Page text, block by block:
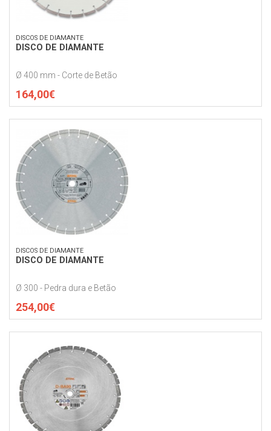
DISCOS DE DIAMANTE
DISCO DE DIAMANTE
Ø 400 mm - Corte de Betão
164,00€
DISCOS DE DIAMANTE
DISCO DE DIAMANTE
Ø 300 - Pedra dura e Betão
254,00€